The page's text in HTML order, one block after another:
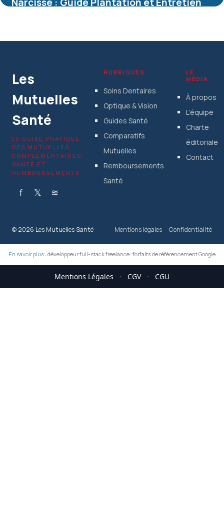
Narcisse : Guide Plantation et Entretien
Les
Mutuelles
Santé
LE GUIDE PRATIQUE
DES MUTUELLES,
COMPLÉMENTAIRES
SANTÉ ET
REMBOURSEMENTS
f 𝕏 ≋
RUBRIQUES
Soins Dentaires
Optique & Vision
Guides Santé
Comparatifs
Mutuelles
Remboursements
Santé
LE
MÉDIA
À propos
L'équipe
Charte
éditoriale
Contact
© 2026 Les Mutuelles Santé Mentions légales Confidentialité
En savoir plus : développeur full-stack freelance·forfaits de référencement Google
Mentions Légales · CGV · CGU